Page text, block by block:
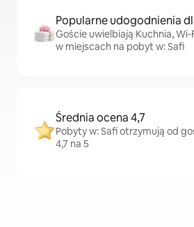
Popularne udogodnienia
Goście uwielbiają Kuchnia, Wi-
w miejscach na pobyt w: Safi
Średnia ocena 4,7
Pobyty w: Safi otrzymują od
4,7 na 5